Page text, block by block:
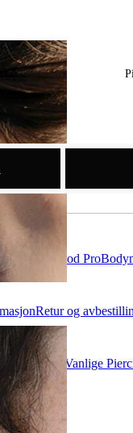
oss Bodymod Pro
Retur og
Materialer Vanlige